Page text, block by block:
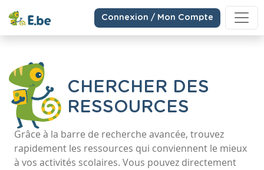
Connexion / Mon Compte
CHERCHER DES
RESSOURCES
Grâce à la barre de recherche avancée, trouvez
rapidement les ressources qui conviennent le mieux
à vos activités scolaires. Vous pouvez directement